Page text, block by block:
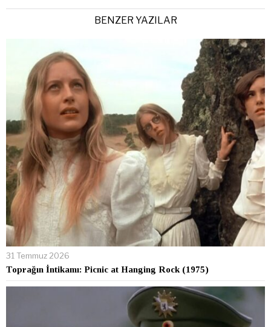
BENZER YAZILAR
31 Temmuz 2026
Toprağın İntikamı: Picnic at Hanging Rock (1975)